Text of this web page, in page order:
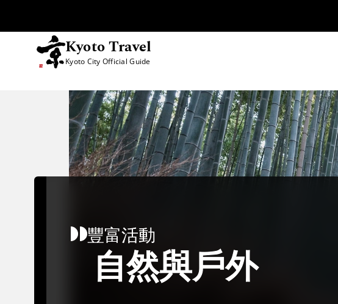
Kyoto Travel
Kyoto City Official Guide
豐富活動
自然與戶外